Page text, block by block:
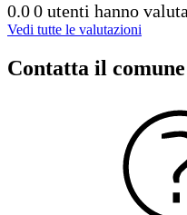
0.00 utenti hanno
Vedi tutte le valutazioni
Contatta il comune